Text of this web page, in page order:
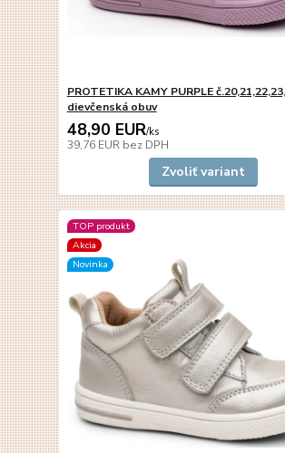
PROTETIKA KAMY PURPLE
dievčenská obuv
48,90 EUR/ks
39,76 EUR bez DPH
Zvoliť variant
TOP produkt
Akcia
Novinka